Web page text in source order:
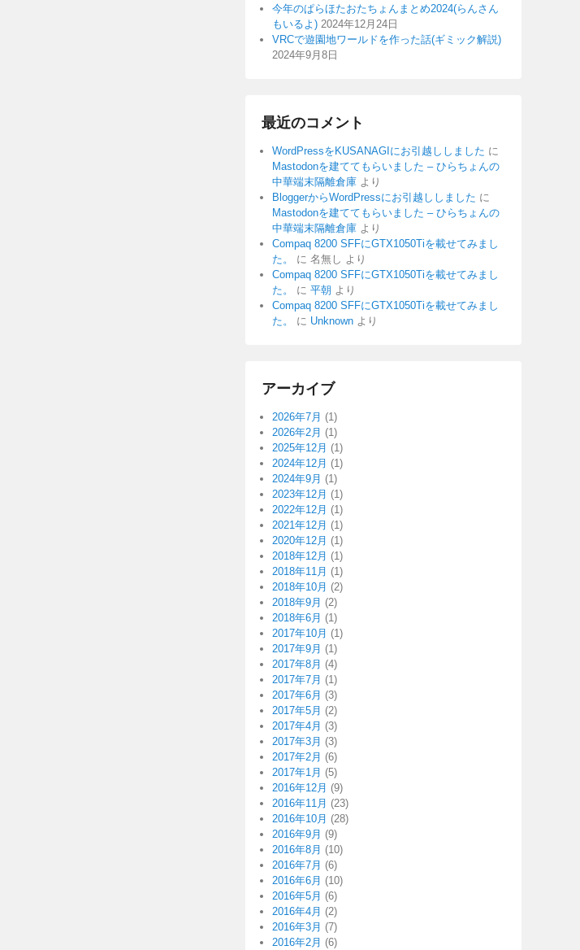
今年のぱらほたおたちょんまとめ2024(らんさん
もいるよ) 2024年12月24日
VRCで遊園地ワールドを作った話(ギミック解説)
2024年9月8日
最近のコメント
WordPressをKUSANAGIにお引越ししました に
Mastodonを建ててもらいました – ひらちょんの
中華端末隔離倉庫 より
BloggerからWordPressにお引越ししました に
Mastodonを建ててもらいました – ひらちょんの
中華端末隔離倉庫 より
Compaq 8200 SFFにGTX1050Tiを載せてみまし
た。
に 名無し より
Compaq 8200 SFFにGTX1050Tiを載せてみまし
た。
に 平朝 より
Compaq 8200 SFFにGTX1050Tiを載せてみまし
た。
に Unknown より
アーカイブ
2026年7月 (1)
2026年2月 (1)
2025年12月 (1)
2024年12月 (1)
2024年9月 (1)
2023年12月 (1)
2022年12月 (1)
2021年12月 (1)
2020年12月 (1)
2018年12月 (1)
2018年11月 (1)
2018年10月 (2)
2018年9月 (2)
2018年6月 (1)
2017年10月 (1)
2017年9月 (1)
2017年8月 (4)
2017年7月 (1)
2017年6月 (3)
2017年5月 (2)
2017年4月 (3)
2017年3月 (3)
2017年2月 (6)
2017年1月 (5)
2016年12月 (9)
2016年11月 (23)
2016年10月 (28)
2016年9月 (9)
2016年8月 (10)
2016年7月 (6)
2016年6月 (10)
2016年5月 (6)
2016年4月 (2)
2016年3月 (7)
2016年2月 (6)